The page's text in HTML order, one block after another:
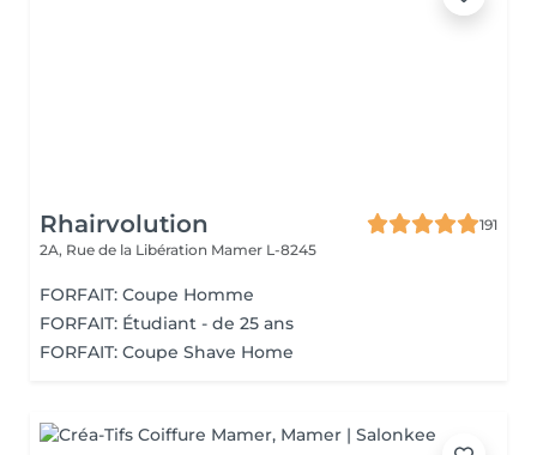
Rhairvolution
191
2A, Rue de la Libération Mamer L-8245
FORFAIT: Coupe Homme
FORFAIT: Étudiant - de 25 ans
FORFAIT: Coupe Shave Home